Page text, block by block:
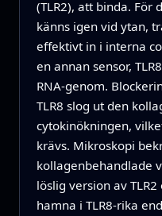
(TLR2), att binda. För
känns igen vid ytan,
effektivt in i interna
en annan sensor,
RNA‑genom.
TLR8 slog ut den
cytokinökningen,
krävs. Mikroskopi
kollagenbehandlade
löslig version av
hamna i TLR8‑rika